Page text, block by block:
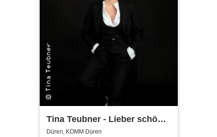
Tina Teubner - Lieber schön
alt werden als hässlich jung
Düren, KOMM Düren